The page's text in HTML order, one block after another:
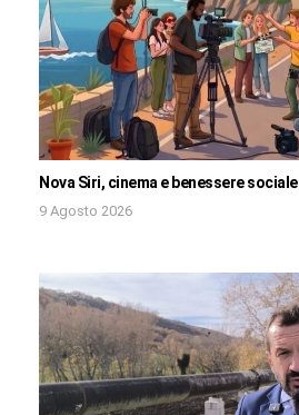
Nova Siri, cinema e benessere sociale
9 Agosto 2026